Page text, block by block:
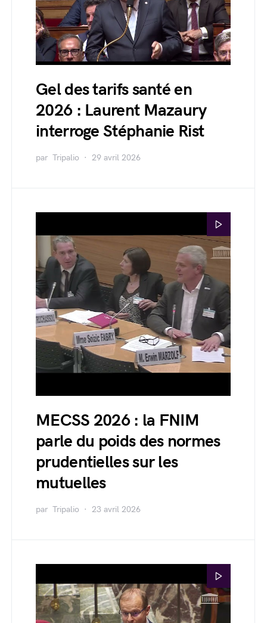
Gel des tarifs santé en
2026 : Laurent Mazaury
interroge Stéphanie Rist
par Tripalio 29 avril 2026
MECSS 2026 : la FNIM
parle du poids des normes
prudentielles sur les
mutuelles
par Tripalio 23 avril 2026